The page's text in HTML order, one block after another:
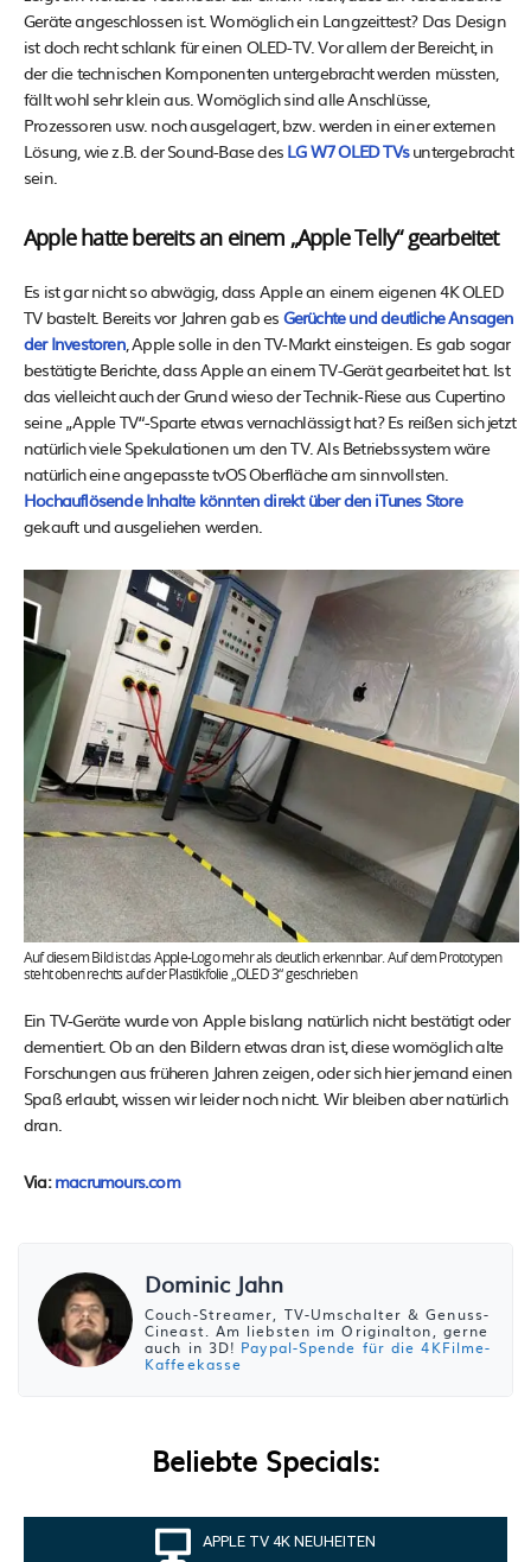
Geräte angeschlossen ist. Womöglich ein Langzeittest? Das Design
ist doch recht schlank für einen OLED-TV. Vor allem der Bereicht, in
der die technischen Komponenten untergebracht werden müssten,
fällt wohl sehr klein aus. Womöglich sind alle Anschlüsse,
Prozessoren usw. noch ausgelagert, bzw. werden in einer externen
Lösung, wie z.B. der Sound-Base des LG W7 OLED TVsuntergebracht
sein.
Apple hatte bereits an einem „Apple Telly“ gearbeitet
Es ist gar nicht so abwägig, dass Apple an einem eigenen 4K OLED
TV bastelt. Bereits vor Jahren gab es Gerüchte und deutliche Ansagen
der Investoren, Apple solle in den TV-Markt einsteigen. Es gab sogar
bestätigte Berichte, dass Apple an einem TV-Gerät gearbeitet hat. Ist
das vielleicht auch der Grund wieso der Technik-Riese aus Cupertino
seine „Apple TV“-Sparte etwas vernachlässigt hat? Es reißen sich jetzt
natürlich viele Spekulationen um den TV. Als Betriebssystem wäre
natürlich eine angepasste tvOS Oberfläche am sinnvollsten.
Hochauflösende Inhalte könnten direkt über den iTunes Store
gekauft und ausgeliehen werden.
Auf diesem Bild ist das Apple-Logo mehr als deutlich erkennbar. Auf dem Prototypen
steht oben rechts auf der Plastikfolie „OLED 3“ geschrieben
Ein TV-Geräte wurde von Apple bislang natürlich nicht bestätigt oder
dementiert. Ob an den Bildern etwas dran ist, diese womöglich alte
Forschungen aus früheren Jahren zeigen, oder sich hier jemand einen
Spaß erlaubt, wissen wir leider noch nicht. Wir bleiben aber natürlich
dran.
Via:macrumours.com
Dominic Jahn
Couch-Streamer, TV-Umschalter & Genuss-
Cineast. Am liebsten im Originalton, gerne
auch in 3D! Paypal-Spende für die 4KFilme-
Kaffeekasse
Beliebte Specials:
APPLE TV 4K NEUHEITEN